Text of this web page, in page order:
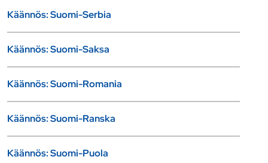
Käännös: Suomi-Serbia
Käännös: Suomi-Saksa
Käännös: Suomi-Romania
Käännös: Suomi-Ranska
Käännös: Suomi-Puola